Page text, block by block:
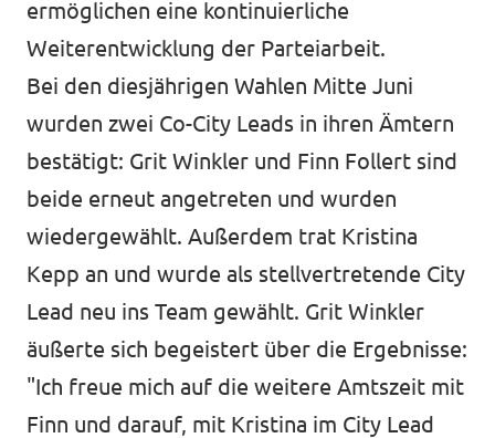
ermöglichen eine kontinuierliche
Weiterentwicklung der Parteiarbeit.
Bei den diesjährigen Wahlen Mitte Juni
wurden zwei Co-City Leads in ihren Ämtern
bestätigt: Grit Winkler und Finn Follert sind
beide erneut angetreten und wurden
wiedergewählt. Außerdem trat Kristina
Kepp an und wurde als stellvertretende City
Lead neu ins Team gewählt. Grit Winkler
äußerte sich begeistert über die Ergebnisse:
"Ich freue mich auf die weitere Amtszeit mit
Finn und darauf, mit Kristina im City Lead